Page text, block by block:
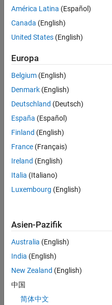
Business Model Team
Finance and Operations
Human Resources
es
keine
offenen
Stellen,
Ihren
Suchkriterien
entsprechen.
können
die
Suchkriterien
weiter
fassen
oder
alle
Stellenangebote
anzeigen .
noch
keine
offenen
Stellen
können,
die
América Latina (Español)
Canada (English)
United States (English)
Europa
Belgium (English)
Denmark (English)
Deutschland (Deutsch)
España (Español)
Finland (English)
France (Français)
Ireland (English)
Italia (Italiano)
Luxembourg (English)
Asien-Pazifik
Australia (English)
India (English)
New Zealand (English)
中国
简体中文